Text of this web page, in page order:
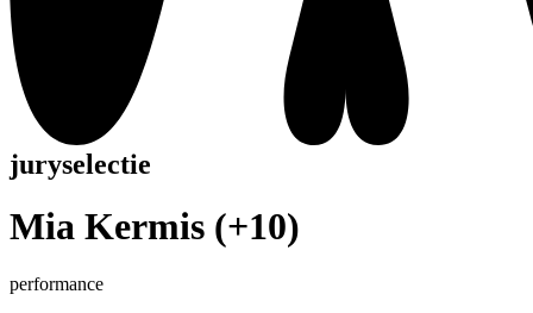
juryselectie
Mia Kermis (+10)
performance